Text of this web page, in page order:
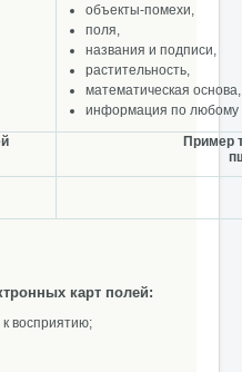
объекты-помехи,
поля,
названия и подписи,
растительность,
математическая основа,
информация по любому
Пример
карт полей:
восприятию;